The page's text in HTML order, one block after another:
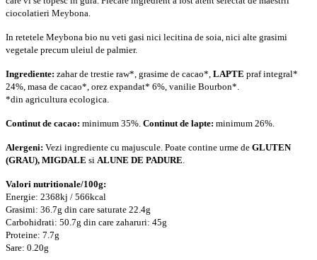
ciocolatieri Meybona.
In retetele Meybona bio nu veti gasi nici lecitina de soia, nici alte grasimi
vegetale precum uleiul de palmier.
Ingrediente: zahar de trestie raw*, grasime de cacao*, LAPTE praf integral*
24%, masa de cacao*, orez expandat* 6%, vanilie Bourbon*.
*din agricultura ecologica.
Continut de cacao: minimum 35%. Continut de lapte: minimum 26%.
Alergeni: Vezi ingrediente cu majuscule. Poate contine urme de GLUTEN
(GRAU), MIGDALE si ALUNE DE PADURE
Valori nutritionale/100g:
Energie: 2368kj / 566kcal
Grasimi: 36.7g din care saturate 22.4g
Carbohidrati: 50.7g din care zaharuri: 45g
Proteine: 7.7g
Sare: 0.20g